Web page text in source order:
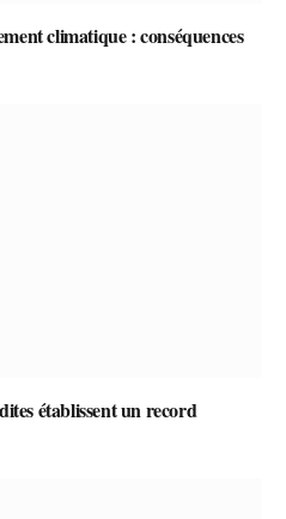
climatique : conséquences
établissent un record